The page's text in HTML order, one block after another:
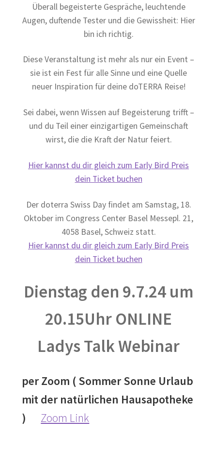
Überall begeisterte Gespräche, leuchtende
Augen, duftende Tester und die Gewissheit: Hier
bin ich richtig.
Diese Veranstaltung ist mehr als nur ein Event –
sie ist ein Fest für alle Sinne und eine Quelle
neuer Inspiration für deine doTERRA Reise!
Sei dabei, wenn Wissen auf Begeisterung trifft –
und du Teil einer einzigartigen Gemeinschaft
wirst, die die Kraft der Natur feiert.
Hier kannst du dir gleich zum Early Bird Preis
dein Ticket buchen
Der doterra Swiss Day findet am Samstag, 18.
Oktober im Congress Center Basel Messepl. 21,
4058 Basel, Schweiz statt.
Hier kannst du dir gleich zum Early Bird Preis
dein Ticket buchen
Dienstag den 9.7.24 um
20.15Uhr ONLINE
Ladys Talk Webinar
per Zoom ( Sommer Sonne Urlaub
mit der natürlichen Hausapotheke
) Zoom Link